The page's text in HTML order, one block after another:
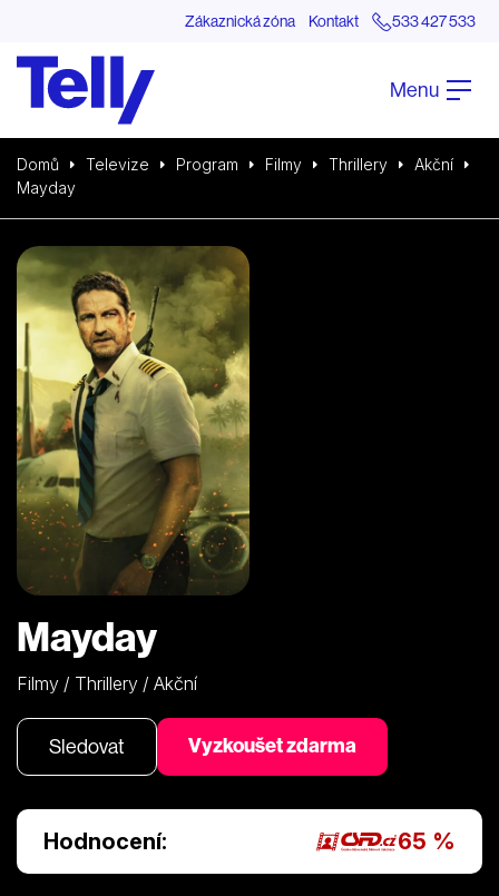
Zákaznická zóna Kontakt 533 427 533
Menu
Domů Televize Program Filmy Thrillery
Akční
Mayday
Mayday
Filmy / Thrillery / Akční
Sledovat Vyzkoušet zdarma
Hodnocení: 65 %